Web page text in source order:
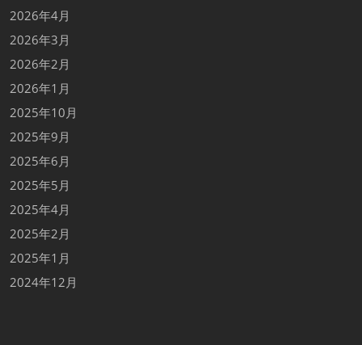
2026年4月
2026年3月
2026年2月
2026年1月
2025年10月
2025年9月
2025年6月
2025年5月
2025年4月
2025年2月
2025年1月
2024年12月